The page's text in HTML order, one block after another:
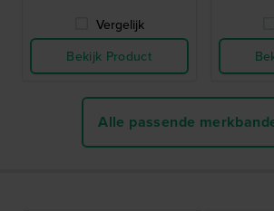
Vergelijk
Bekijk Product
Alle passende